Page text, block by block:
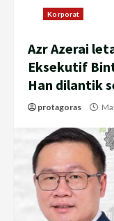
Korporat
Azr Azerai
Eksekutif
Han dilantik
protagoras